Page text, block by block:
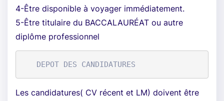
4-Être disponible à voyager immédiatement.
5-Être titulaire du BACCALAURÉAT ou autre
diplôme professionnel
Les candidatures( CV récent et LM) doivent être